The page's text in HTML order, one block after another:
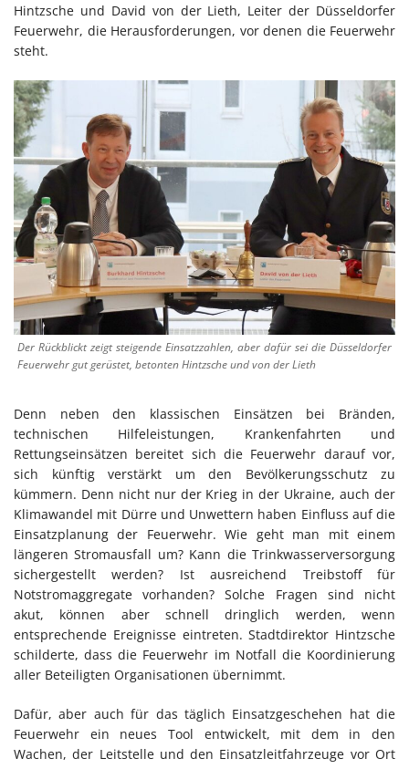
Hintzsche und David von der Lieth, Leiter der Düsseldorfer
Feuerwehr, die Herausforderungen, vor denen die Feuerwehr
steht.
Der Rückblickt zeigt steigende Einsatzzahlen, aber dafür sei die Düsseldorfer
Feuerwehr gut gerüstet, betonten Hintzsche und von der Lieth
Denn neben den klassischen Einsätzen bei Bränden,
technischen Hilfeleistungen, Krankenfahrten und
Rettungseinsätzen bereitet sich die Feuerwehr darauf vor,
sich künftig verstärkt um den Bevölkerungsschutz zu
kümmern. Denn nicht nur der Krieg in der Ukraine, auch der
Klimawandel mit Dürre und Unwettern haben Einfluss auf die
Einsatzplanung der Feuerwehr. Wie geht man mit einem
längeren Stromausfall um? Kann die Trinkwasserversorgung
sichergestellt werden? Ist ausreichend Treibstoff für
Notstromaggregate vorhanden? Solche Fragen sind nicht
akut, können aber schnell dringlich werden, wenn
entsprechende Ereignisse eintreten. Stadtdirektor Hintzsche
schilderte, dass die Feuerwehr im Notfall die Koordinierung
aller Beteiligten Organisationen übernimmt.
Dafür, aber auch für das täglich Einsatzgeschehen hat die
Feuerwehr ein neues Tool entwickelt, mit dem in den
Wachen, der Leitstelle und den Einsatzleitfahrzeuge vor Ort